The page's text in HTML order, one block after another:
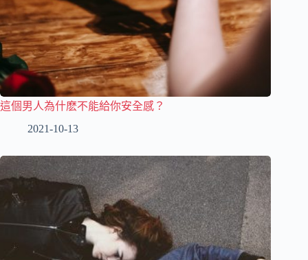
這個男人為什麽不能給你安全感？
2021-10-13